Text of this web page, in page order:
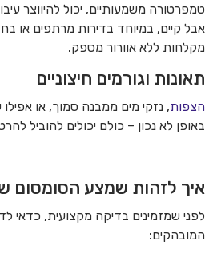
טמפרטורה משמעותיים, יכול להיווצר
אבל קיים, במיוחד בדירות מרתפים או
מקלחות ללא אוורור מספק.
תאונות וגורמים חיצוניים
הצפות, נזקי מים ממבנה סמוך, או
באופן לא נכון – כולם יכולים להוביל
איך לזהות שמצע הסומסום
לפני שמזמינים בדיקה מקצועית, כדאי
המובהקים: